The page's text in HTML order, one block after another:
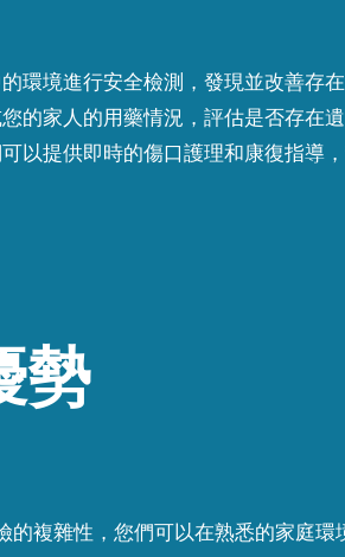
環境進行安全檢測，發現並改善存在
的家人的用藥情況，評估是否存在
以提供即時的傷口護理和康復指導
勢
的複雜性，您們可以在熟悉的家庭環